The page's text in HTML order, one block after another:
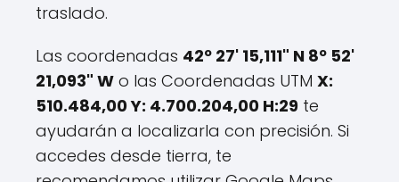
traslado.
Las coordenadas 42º 27' 15,111" N 8º 52'
21,093" W o las Coordenadas UTM X:
510.484,00 Y: 4.700.204,00 H:29 te
ayudarán a localizarla con precisión. Si
accedes desde tierra, te